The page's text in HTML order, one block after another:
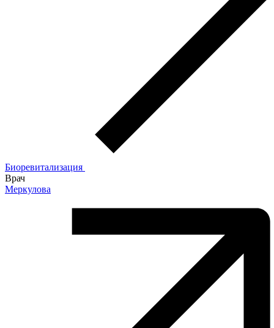
Биоревитализация
Врач
Меркулова